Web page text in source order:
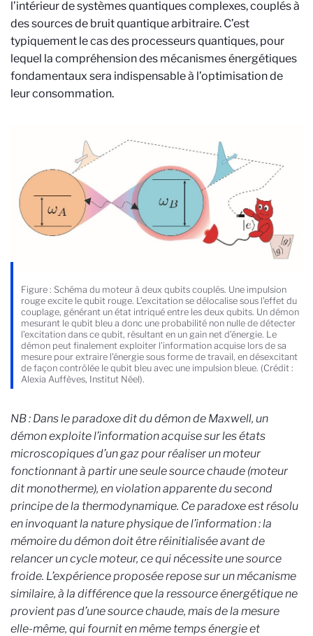
l’intérieur de systèmes quantiques complexes, couplés à
des sources de bruit quantique arbitraire. C’est
typiquement le cas des processeurs quantiques, pour
lequel la compréhension des mécanismes énergétiques
fondamentaux sera indispensable à l’optimisation de
leur consommation.
Figure : Schéma du moteur à deux qubits couplés. Une impulsion
rouge excite le qubit rouge. L’excitation se délocalise sous l’effet du
couplage, générant un état intriqué entre les deux qubits. Un démon
mesurant le qubit bleu a donc une probabilité non nulle de détecter
l’excitation dans ce qubit, résultant en un gain net d’énergie. Le
démon peut finalement exploiter l’information acquise lors de sa
mesure pour extraire l’énergie sous forme de travail, en désexcitant
de façon contrôlée le qubit bleu avec une impulsion bleue. (Crédit :
Alexia Auffèves, Institut Néel).
NB : Dans le paradoxe dit du démon de Maxwell, un
démon exploite l’information acquise sur les états
microscopiques d’un gaz pour réaliser un moteur
fonctionnant à partir une seule source chaude (moteur
dit monotherme), en violation apparente du second
principe de la thermodynamique. Ce paradoxe est résolu
en invoquant la nature physique de l’information : la
mémoire du démon doit être réinitialisée avant de
relancer un cycle moteur, ce qui nécessite une source
froide. L’expérience proposée repose sur un mécanisme
similaire, à la différence que la ressource énergétique ne
provient pas d’une source chaude, mais de la mesure
elle-même, qui fournit en même temps énergie et